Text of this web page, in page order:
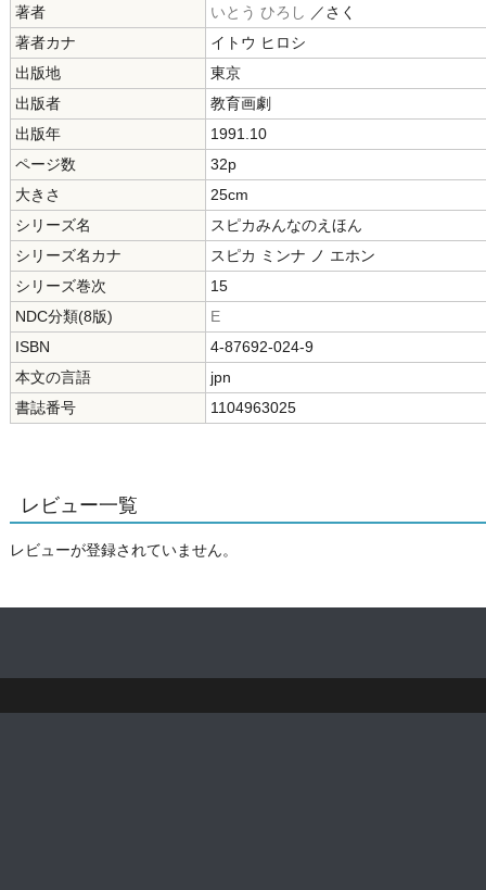
著者
いとう ひろし ／さく
著者カナ
イトウ ヒロシ
出版地
東京
出版者
教育画劇
出版年
1991.10
ページ数
32p
大きさ
25cm
シリーズ名
スピカみんなのえほん
シリーズ名カナ
スピカ ミンナ ノ エホン
シリーズ巻次
15
NDC分類(8版)
E
ISBN
4-87692-024-9
本文の言語
jpn
書誌番号
1104963025
レビュー一覧
レビューが登録されていません。